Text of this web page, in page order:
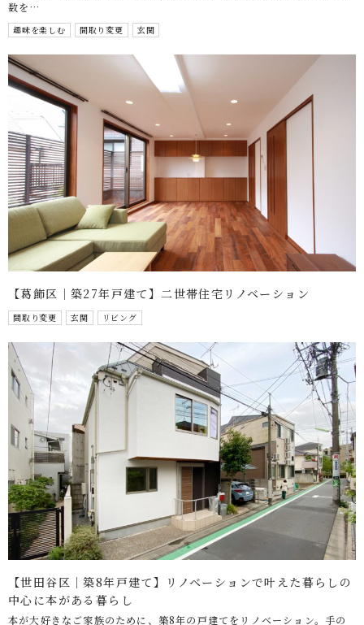
数を…
趣味を楽しむ 間取り変更 玄関
【葛飾区｜築27年戸建て】二世帯住宅リノベーション
間取り変更 玄関 リビング
【世田谷区｜築8年戸建て】リノベーションで叶えた暮らしの
中心に本がある暮らし
本が大好きなご家族のために、築8年の戸建てをリノベーション。手の